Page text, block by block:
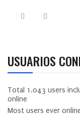
USUARIOS
Total 1.043 users
online
Most users ever